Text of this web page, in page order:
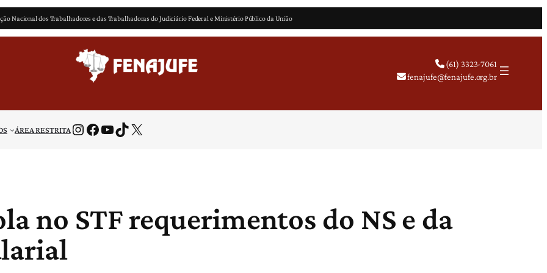
Nacional dos Trabalhadores e das Trabalhadoras do Judiciário Federal e Ministério Público da União
(61) 3323-7061
fenajufe@fenajufe.org.br
ÁREA RESTRITAInstagram Facebook Youtube TikTok X
no STF requerimentos do NS e da